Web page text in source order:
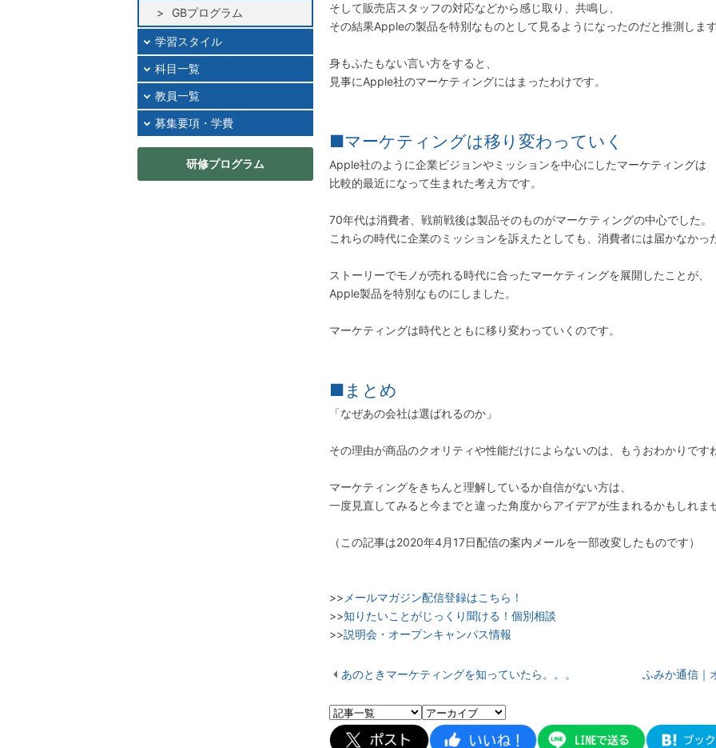
そして販売店スタッフの対応などから感じ取り、共鳴し、
その結果Appleの製品を特別なものとして見るようになったのだと推測しま
身もふたもない言い方をすると、
見事にApple社のマーケティングにはまったわけです。
■マーケティングは移り変わっていく
Apple社のように企業ビジョンやミッションを中心にしたマーケティングは
比較的最近になって生まれた考え方です。
70年代は消費者、戦前戦後は製品そのものがマーケティングの中心でした。
これらの時代に企業のミッションを訴えたとしても、消費者には届かなかっ
ストーリーでモノが売れる時代に合ったマーケティングを展開したことが、
Apple製品を特別なものにしました。
マーケティングは時代とともに移り変わっていくのです。
■まとめ
「なぜあの会社は選ばれるのか」
その理由が商品のクオリティや性能だけによらないのは、もうおわかりです
マーケティングをきちんと理解しているか自信がない方は、
一度見直してみると今までと違った角度からアイデアが生まれるかもしれま
（この記事は2020年4月17日配信の案内メールを一部改変したものです）
>> メールマガジン配信登録はこちら！
>>知りたいことがじっくり聞ける！個別相談
>>説明会・オープンキャンパス情報
あのときマーケティングを知っていたら。。。 ふみか通信｜
2024年12月
2024年11月
2024年10月
2024年09月
2024年08月
2024年07月
2024年05月
GBプログラム
学習スタイル
科目一覧
教員一覧
募集要項・学費
研修プログラム